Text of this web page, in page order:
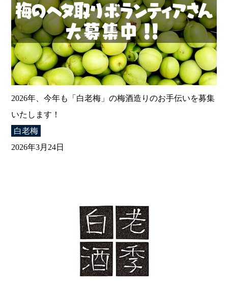
2026年、今年も「白老梅」の梅酒造りのお手伝いを募集
いたします！
白老梅
2026年3月24日